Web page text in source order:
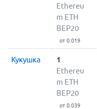
Ethereu
m ETH
BEP20
от 0.019
Кукушка
1
Ethereu
m ETH
BEP20
от 0.039